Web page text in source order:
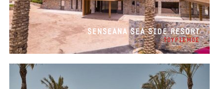
SENSEANA SEA SIDE RESORT
ΤΟΥΡΙΣΜΟΣ